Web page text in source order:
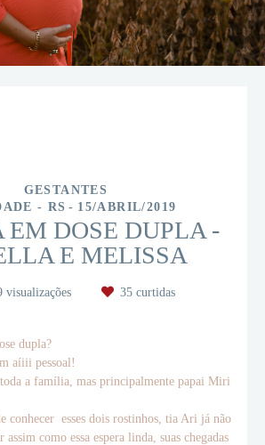
GESTANTES
- RS
15/ABRIL/2019
EM DOSE DUPLA -
E MELISSA
visualizações 35curtidas
dupla?
aíiii pessoal!
a família, mas principalmente papai Miri
conhecer esses dois rostinhos, tia Ari já não
como essa espera linda, suas chegadas